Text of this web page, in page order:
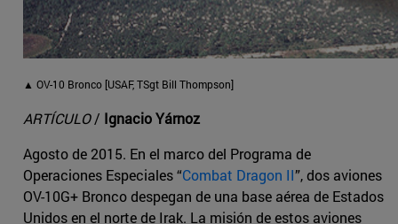
▲ OV-10 Bronco [USAF, TSgt Bill Thompson]
ARTÍCULO/ Ignacio Yárnoz
Agosto de 2015. En el marco del Programa de
Operaciones Especiales “Combat Dragon II”, dos aviones
OV-10G+ Bronco despegan de una base aérea de Estados
Unidos en el norte de Irak. La misión de estos aviones